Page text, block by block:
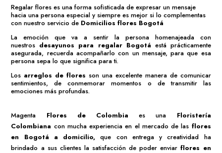
Regalar flores es una forma sofisticada de expresar un mensaje
hacia una persona especial y siempre es mejor si lo complementas
con nuestro servicio de Domicilios flores Bogotá
La emoción que va a sentir la persona homenajeada con
nuestros desayunos para regalar Bogotá está prácticamente
asegurada, recuerda acompañarlo con un mensaje, para que esa
persona sepa lo que significa para ti.
Los arreglos de flores son una excelente manera de comunicar
sentimientos, de conmemorar momentos o de transmitir las
emociones más profundas.
Magenta Flores de Colombia es una
Floristería
Colombiana con mucha experiencia en el mercado de las flores
en Bogotá a domicilio,que con entrega y creatividad ha
brindado a sus clientes la satisfacción de poder enviar flores en